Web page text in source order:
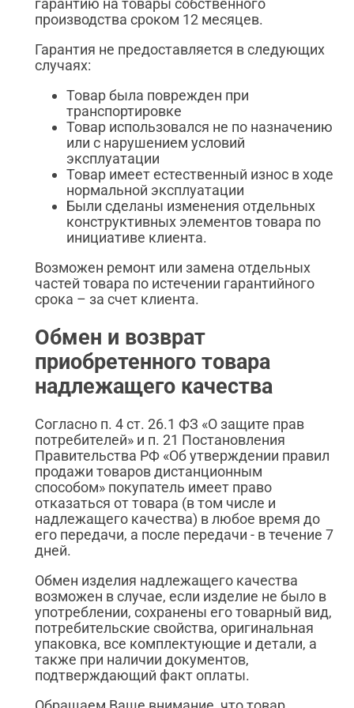
гарантию на товары собственного
производства сроком 12 месяцев.
Гарантия не предоставляется в следующих
случаях:
Товар была поврежден при
транспортировке
Товар использовался не по назначению
или с нарушением условий
эксплуатации
Товар имеет естественный износ в ходе
нормальной эксплуатации
Были сделаны изменения отдельных
конструктивных элементов товара по
инициативе клиента.
Возможен ремонт или замена отдельных
частей товара по истечении гарантийного
срока – за счет клиента.
Обмен и возврат
приобретенного товара
надлежащего качества
Согласно п. 4 ст. 26.1 ФЗ «О защите прав
потребителей» и п. 21 Постановления
Правительства РФ «Об утверждении правил
продажи товаров дистанционным
способом» покупатель имеет право
отказаться от товара (в том числе и
надлежащего качества) в любое время до
его передачи, а после передачи - в течение 7
дней.
Обмен изделия надлежащего качества
возможен в случае, если изделие не было в
употреблении, сохранены его товарный вид,
потребительские свойства, оригинальная
упаковка, все комплектующие и детали, а
также при наличии документов,
подтверждающий факт оплаты.